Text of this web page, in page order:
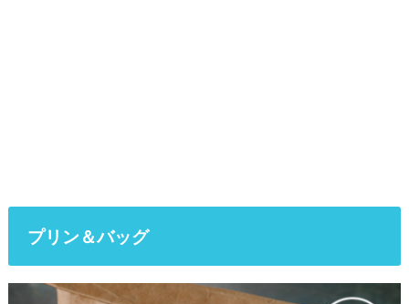
プリン＆バッグ